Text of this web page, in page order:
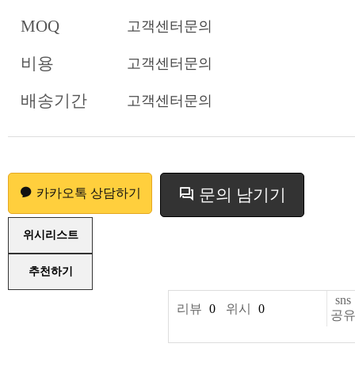
MOQ 고객센터문의
비용 고객센터문의
배송기간 고객센터문의
카카오톡 상담하기 문의 남기기
위시리스트
추천하기
리뷰 0 위시 0
sns
공유